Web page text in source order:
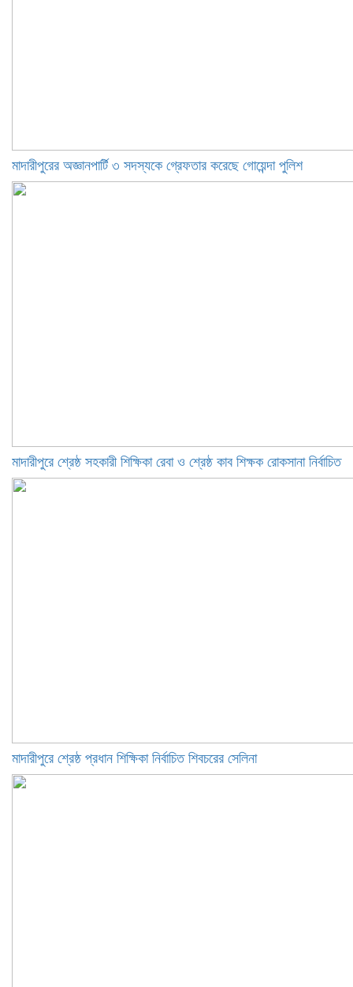
মাদারীপুরের অজ্ঞানপার্টি ৩ সদস্যকে গ্রেফতার করেছে গোয়েন্দা পুলিশ
মাদারীপুরে শ্রেষ্ঠ সহকারী শিক্ষিকা রেবা ও শ্রেষ্ঠ কাব শিক্ষক রোকসানা নির্বাচিত
মাদারীপুরে শ্রেষ্ঠ প্রধান শিক্ষিকা নির্বাচিত শিবচরের সেলিনা